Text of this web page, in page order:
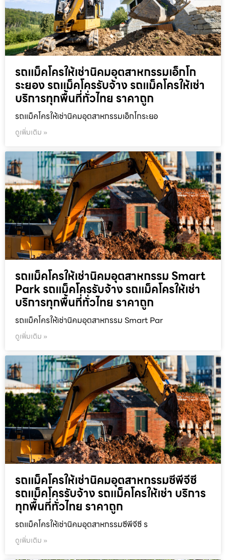
รถแม็คโครให้เช่านิคมอุตสาหกรรมเอ็กโก
ระยอง รถแม็คโครรับจ้าง รถแม็คโครให้เช่า
บริการทุกพื้นที่ทั่วไทย ราคาถูก
รถแม็คโครให้เช่านิคมอุตสาหกรรมเอ็กโกระยอ
ดูเพิ่มเติม »
รถแม็คโครให้เช่านิคมอุตสาหกรรม Smart
Park รถแม็คโครรับจ้าง รถแม็คโครให้เช่า
บริการทุกพื้นที่ทั่วไทย ราคาถูก
รถแม็คโครให้เช่านิคมอุตสาหกรรม Smart Par
ดูเพิ่มเติม »
รถแม็คโครให้เช่านิคมอุตสาหกรรมซีพีจีซี
รถแม็คโครรับจ้าง รถแม็คโครให้เช่า บริการ
ทุกพื้นที่ทั่วไทย ราคาถูก
รถแม็คโครให้เช่านิคมอุตสาหกรรมซีพีจีซี ร
ดูเพิ่มเติม »